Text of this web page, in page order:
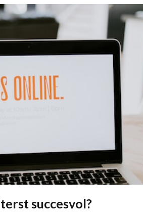
succesvol?